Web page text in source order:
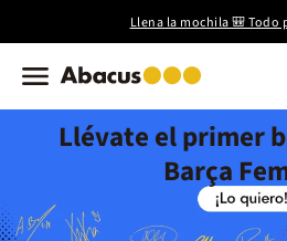
Llena la mochila 🎒 Todo
Llévate el primer
Barça